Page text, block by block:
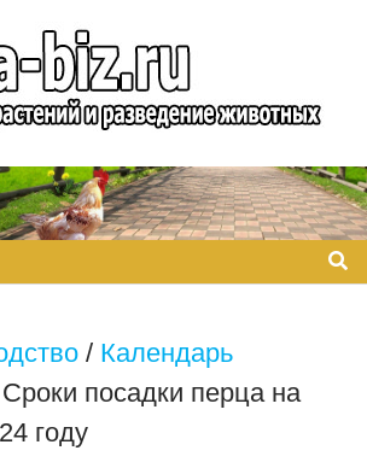
/ Календарь
Сроки посадки перца на
году